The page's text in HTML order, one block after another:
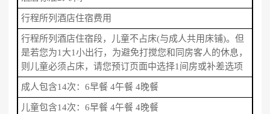
行程所列酒店住宿费用
行程所列酒店住宿段，儿童不占床(与成人共用床铺)。但
是若您为1大1小出行，为避免打搅您和同房客人的休息，
则儿童必须占床，请您预订页面中选择1间房或补差选项
成人包含14次：6早餐 4午餐 4晚餐
儿童包含14次：6早餐 4午餐 4晚餐